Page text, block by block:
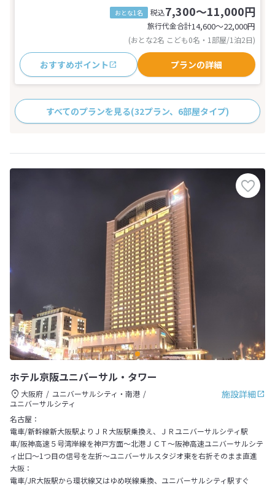
おとな1名 税込7,300～11,000円
旅行代金合計14,600〜22,000円
(おとな2名 こども0名・1部屋/1泊2日)
おすすめポイント プランの詳細
すべてのプランを見る(32プラン、6部屋タイプ)
ホテル京阪ユニバーサル・タワー
施設詳細
大阪府
ユニバーサルシティ・南港
ユニバーサルシティ
名古屋：
電車/新幹線新大阪駅よりＪＲ大阪駅乗換え、ＪＲユニバーサルシティ駅
車/阪神高速５号湾岸線を神戸方面～北港ＪＣＴ～阪神高速ユニバーサルシテ
ィ出口～1つ目の信号を左折～ユニバーサルスタジオ東を右折そのまま直進
大阪：
電車/JR大阪駅から環状線又はゆめ咲線乗換、ユニバーサルシティ駅すぐ